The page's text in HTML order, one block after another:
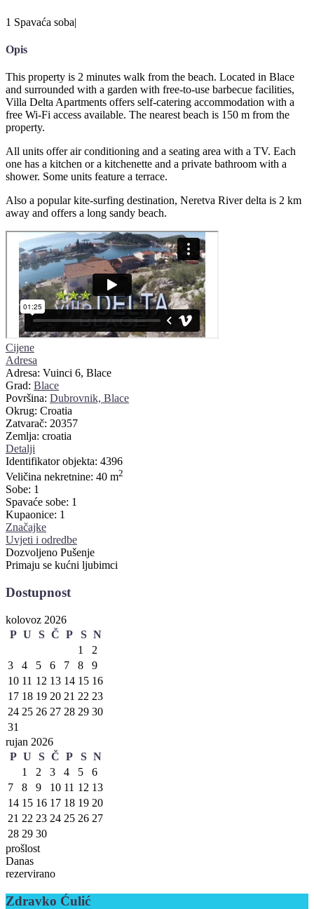
1 Spavaća soba|
Opis
This property is 2 minutes walk from the beach. Located in Blace
and surrounded with a garden with free-to-use barbecue facilities,
Villa Delta Apartments offers self-catering accommodation with a
free Wi-Fi access available. The nearest beach is 150 m from the
property.
All units offer air conditioning and a seating area with a TV. Each
one has a kitchen or a kitchenette and a private bathroom with a
shower. Some units feature a terrace.
Also a popular kite-surfing destination, Neretva River delta is 2 km
away and offers a long sandy beach.
Cijene
Adresa
Adresa: Vuinci 6, Blace
Grad: Blace
Površina: Dubrovnik, Blace
Okrug: Croatia
Zatvarač: 20357
Zemlja: croatia
Detalji
Identifikator objekta: 4396
Veličina nekretnine: 40 m2
Sobe: 1
Spavaće sobe: 1
Kupaonice: 1
Značajke
Uvjeti i odredbe
Dozvoljeno Pušenje
Primaju se kućni ljubimci
Dostupnost
kolovoz 2026
P U S Č P S N
1
2
3
4 5 6 7 8
9
10 11 12 13 14 15 16
17 18 19 20 21 22 23
24 25 26 27 28 29 30
31
rujan 2026
P U S Č P S N
1
2 3 4 5
6
7
8 9 10 11 12 13
14 15 16 17 18 19 20
21 22 23 24 25 26 27
28 29 30
prošlost
Danas
rezervirano
Zdravko Ćulić